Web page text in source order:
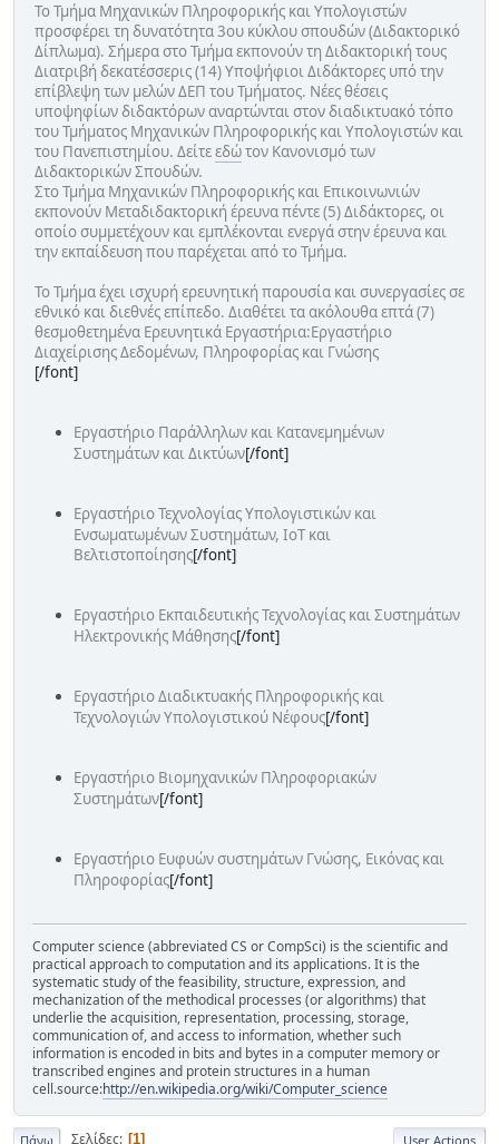
Το Τμήμα Μηχανικών Πληροφορικής και Υπολογιστών
προσφέρει τη δυνατότητα 3ου κύκλου σπουδών (Διδακτορικό
Δίπλωμα). Σήμερα στο Τμήμα εκπονούν τη Διδακτορική τους
Διατριβή δεκατέσσερις (14) Υποψήφιοι Διδάκτορες υπό την
επίβλεψη των μελών ΔΕΠ του Τμήματος. Νέες θέσεις
υποψηφίων διδακτόρων αναρτώνται στον διαδικτυακό τόπο
του Τμήματος Μηχανικών Πληροφορικής και Υπολογιστών και
του Πανεπιστημίου. Δείτεεδώτον Κανονισμό των
Διδακτορικών Σπουδών.
Στο Τμήμα Μηχανικών Πληροφορικής και Επικοινωνιών
εκπονούν Μεταδιδακτορική έρευνα πέντε (5) Διδάκτορες, οι
οποίο συμμετέχουν και εμπλέκονται ενεργά στην έρευνα και
την εκπαίδευση που παρέχεται από το Τμήμα.
Το Τμήμα έχει ισχυρή ερευνητική παρουσία και συνεργασίες σε
εθνικό και διεθνές επίπεδο. Διαθέτει τα ακόλουθα επτά (7)
θεσμοθετημένα Ερευνητικά Εργαστήρια:Εργαστήριο
Διαχείρισης Δεδομένων, Πληροφορίας και Γνώσης
[/font]
Εργαστήριο Παράλληλων και Κατανεμημένων
Συστημάτων και Δικτύων[/font]
Εργαστήριο Τεχνολογίας Υπολογιστικών και
Ενσωματωμένων Συστημάτων, ΙοΤ και
Βελτιστοποίησης[/font]
Εργαστήριο Εκπαιδευτικής Τεχνολογίας και Συστημάτων
Ηλεκτρονικής Μάθησης[/font]
Εργαστήριο Διαδικτυακής Πληροφορικής και
Τεχνολογιών Υπολογιστικού Νέφους[/font]
Εργαστήριο Βιομηχανικών Πληροφοριακών
Συστημάτων[/font]
Εργαστήριο Ευφυών συστημάτων Γνώσης, Εικόνας και
Πληροφορίας[/font]
Computer science (abbreviated CS or CompSci) is the scientific and
practical approach to computation and its applications. It is the
systematic study of the feasibility, structure, expression, and
mechanization of the methodical processes (or algorithms) that
underlie the acquisition, representation, processing, storage,
communication of, and access to information, whether such
information is encoded in bits and bytes in a computer memory or
transcribed engines and protein structures in a human
cell.source:http://en.wikipedia.org/wiki/Computer_science
Πάνω Σελίδες 1 User Actions